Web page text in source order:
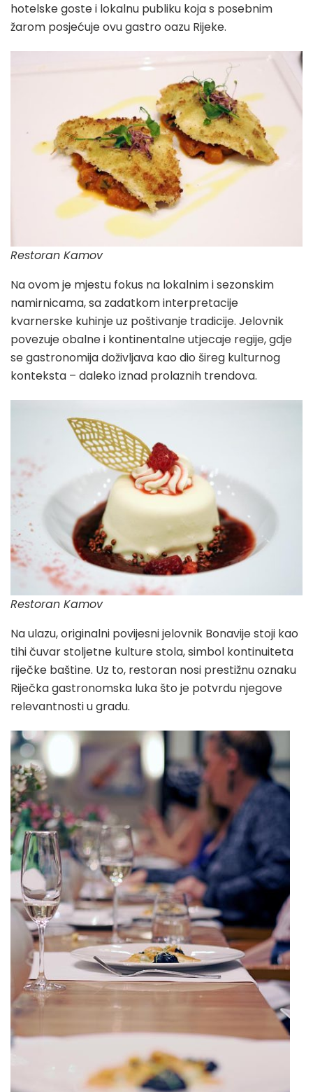
hotelske goste i lokalnu publiku koja s posebnim
žarom posjećuje ovu gastro oazu Rijeke.
Restoran Kamov
Na ovom je mjestu fokus na lokalnim i sezonskim
namirnicama, sa zadatkom interpretacije
kvarnerske kuhinje uz poštivanje tradicije. Jelovnik
povezuje obalne i kontinentalne utjecaje regije, gdje
se gastronomija doživljava kao dio šireg kulturnog
konteksta – daleko iznad prolaznih trendova.
Restoran Kamov
Na ulazu, originalni povijesni jelovnik Bonavije stoji kao
tihi čuvar stoljetne kulture stola, simbol kontinuiteta
riječke baštine. Uz to, restoran nosi prestižnu oznaku
Riječka gastronomska luka što je potvrdu njegove
relevantnosti u gradu.